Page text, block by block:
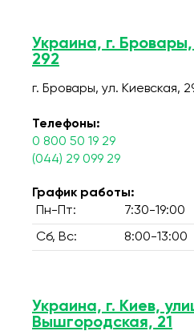
Украина, г.
292
г. Бровары, ул. Киевская,
Телефоны:
0 800 50 19 29
(044) 29 099 29
График работы:
Пн-Пт:
7:30-19:00
Сб, Вс: 8:00-13:00
Украина, г. Киев,
Вышгородская, 21